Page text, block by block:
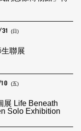
(日)
聯展
(五)
Solo Exhibition